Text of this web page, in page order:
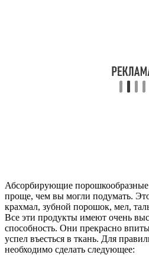
Абсорбирующие порошкообразные
проще, чем вы могли подумать.
крахмал, зубной порошок, мел,
Все эти продукты имеют очень
способность. Они прекрасно
успел въесться в ткань. Для
необходимо сделать следующее: